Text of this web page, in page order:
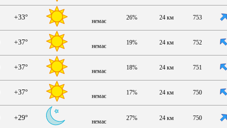
+33° немає 26% 24 км 753
+37° немає 19% 24 км 752
+37° немає 18% 24 км 751
+37° немає 17% 24 км 750
+29° немає 27% 24 км 750